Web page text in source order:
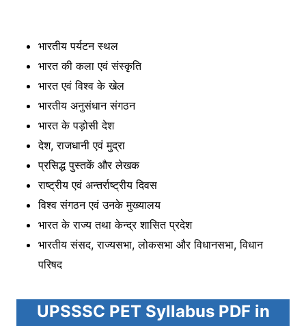
भारतीय पर्यटन स्थल
भारत की कला एवं संस्कृति
भारत एवं विश्व के खेल
भारतीय अनुसंधान संगठन
भारत के पड़ोसी देश
देश, राजधानी एवं मुद्रा
प्रसिद्ध पुस्तकें और लेखक
राष्ट्रीय एवं अन्तर्राष्ट्रीय दिवस
विश्व संगठन एवं उनके मुख्यालय
भारत के राज्य तथा केन्द्र शासित प्रदेश
भारतीय संसद, राज्यसभा, लोकसभा और विधानसभा, विधान
परिषद
UPSSSC PET Syllabus PDF in